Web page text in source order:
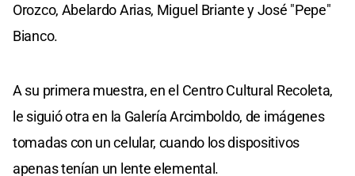
Orozco, Abelardo Arias, Miguel Briante y José "Pepe"
Bianco.
A su primera muestra, en el Centro Cultural Recoleta,
le siguió otra en la Galería Arcimboldo, de imágenes
tomadas con un celular, cuando los dispositivos
apenas tenían un lente elemental.